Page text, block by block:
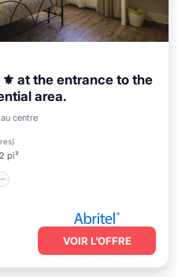
⚜️ at the entrance to the
area.
centre
)
pi²
Cuisine
VOIR L’OFFRE